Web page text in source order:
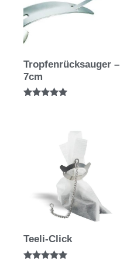
Tropfenrücksauger –
7cm
Teeli-Click